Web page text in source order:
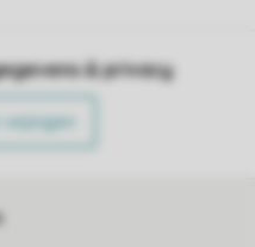
& privacy
wijzigen